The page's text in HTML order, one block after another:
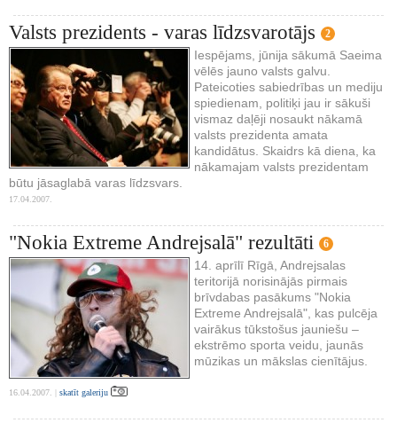
Valsts prezidents - varas līdzsvarotājs 2
Iespējams, jūnija sākumā Saeima
vēlēs jauno valsts galvu.
Pateicoties sabiedrības un mediju
spiedienam, politiķi jau ir sākuši
vismaz daļēji nosaukt nākamā
valsts prezidenta amata
kandidātus. Skaidrs kā diena, ka
nākamajam valsts prezidentam
būtu jāsaglabā varas līdzsvars.
17.04.2007.
"Nokia Extreme Andrejsalā" rezultāti 6
14. aprīlī Rīgā, Andrejsalas
teritorijā norisinājās pirmais
brīvdabas pasākums "Nokia
Extreme Andrejsalā", kas pulcēja
vairākus tūkstošus jauniešu –
ekstrēmo sporta veidu, jaunās
mūzikas un mākslas cienītājus.
16.04.2007. | skatīt galeriju